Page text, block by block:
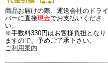
商品お届けの際、運送会社のドライ
バーに直接現金でお支払いくださ
い。
※手数料330円はお客様負担となり
ますので、予めご了承下さい。
ご利用案内